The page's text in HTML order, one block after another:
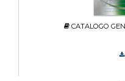
CATALOGO